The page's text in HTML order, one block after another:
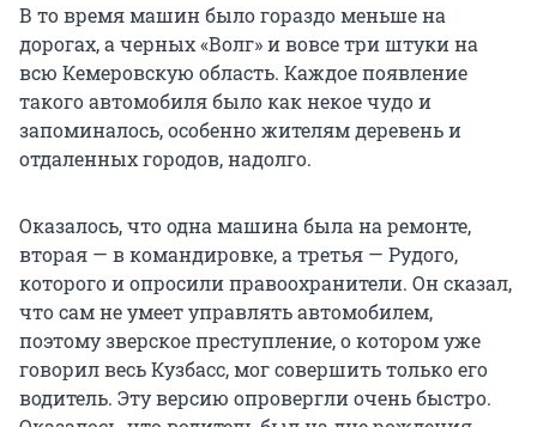
В то время машин было гораздо меньше на
дорогах, а черных «Волг» и вовсе три штуки на
всю Кемеровскую область. Каждое появление
такого автомобиля было как некое чудо и
запоминалось, особенно жителям деревень и
отдаленных городов, надолго.
Оказалось, что одна машина была на ремонте,
вторая — в командировке, а третья — Рудого,
которого и опросили правоохранители. Он сказал,
что сам не умеет управлять автомобилем,
поэтому зверское преступление, о котором уже
говорил весь Кузбасс, мог совершить только его
водитель. Эту версию опровергли очень быстро.